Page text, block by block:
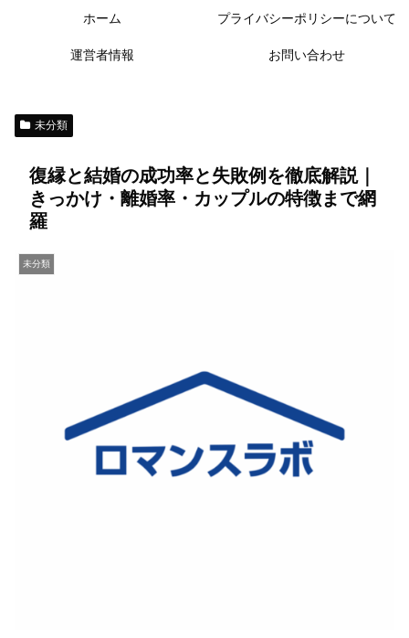
ホーム プライバシーポリシーについて
運営者情報 お問い合わせ
未分類
復縁と結婚の成功率と失敗例を徹底解説｜
きっかけ・離婚率・カップルの特徴まで網
羅
未分類